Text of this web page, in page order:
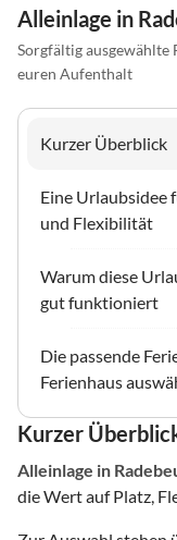
Alleinlage in
Sorgfältig
euren Aufenthalt
Kurzer Überblick
Eine
und Flexibilität
Warum diese
gut funktioniert
Die passende
Ferienhaus
Kurzer
Alleinlage in
die Wert auf Platz,